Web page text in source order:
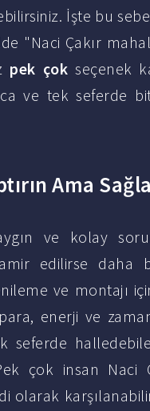
İşte bu
"Naci Çakır
pek çok seçenek
ve tek seferde
Ama
ve kolay
edilirse daha
ve montajı
enerji ve
seferde
çok insan Naci
olarak